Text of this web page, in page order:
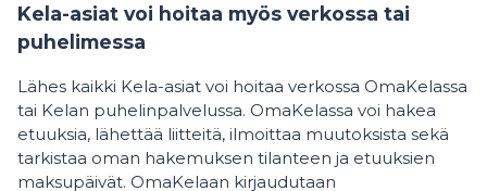
Kela-asiat voi hoitaa myös verkossa tai
puhelimessa
Lähes kaikki Kela-asiat voi hoitaa verkossa OmaKelassa
tai Kelan puhelinpalvelussa. OmaKelassa voi hakea
etuuksia, lähettää liitteitä, ilmoittaa muutoksista sekä
tarkistaa oman hakemuksen tilanteen ja etuuksien
maksupäivät. OmaKelaan kirjaudutaan